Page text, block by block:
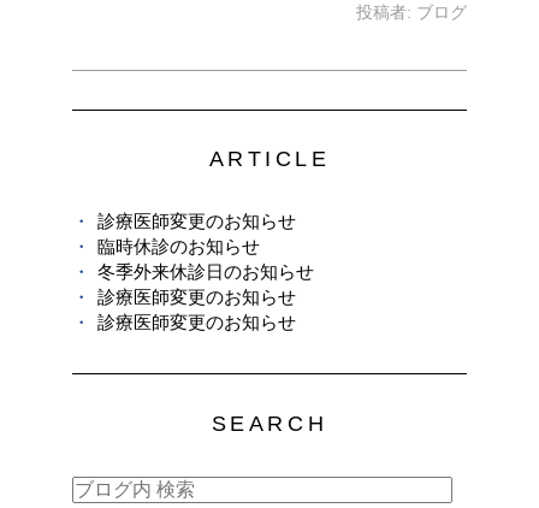
投稿者: ブログ
ARTICLE
診療医師変更のお知らせ
臨時休診のお知らせ
冬季外来休診日のお知らせ
診療医師変更のお知らせ
診療医師変更のお知らせ
SEARCH